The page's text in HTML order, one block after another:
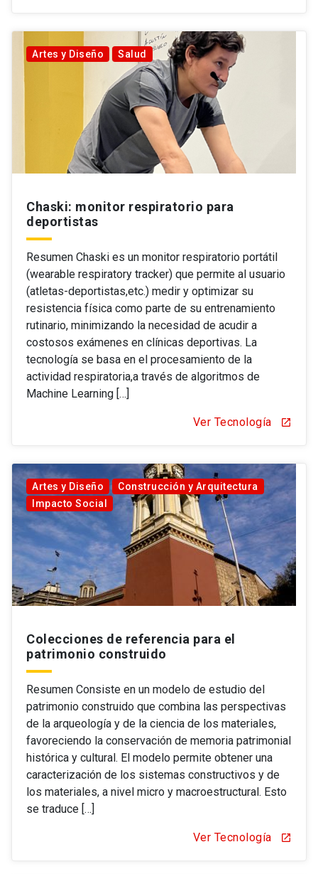
Artes y Diseño Salud
Chaski: monitor respiratorio para
deportistas
Resumen Chaski es un monitor respiratorio portátil
(wearable respiratory tracker) que permite al usuario
(atletas-deportistas,etc.) medir y optimizar su
resistencia física como parte de su entrenamiento
rutinario, minimizando la necesidad de acudir a
costosos exámenes en clínicas deportivas. La
tecnología se basa en el procesamiento de la
actividad respiratoria,a través de algoritmos de
Machine Learning […]
Ver Tecnología open_in_new
Artes y Diseño
Construcción y Arquitectura
Impacto Social
Colecciones de referencia para el
patrimonio construido
Resumen Consiste en un modelo de estudio del
patrimonio construido que combina las perspectivas
de la arqueología y de la ciencia de los materiales,
favoreciendo la conservación de memoria patrimonial
histórica y cultural. El modelo permite obtener una
caracterización de los sistemas constructivos y de
los materiales, a nivel micro y macroestructural. Esto
se traduce […]
Ver Tecnología open_in_new